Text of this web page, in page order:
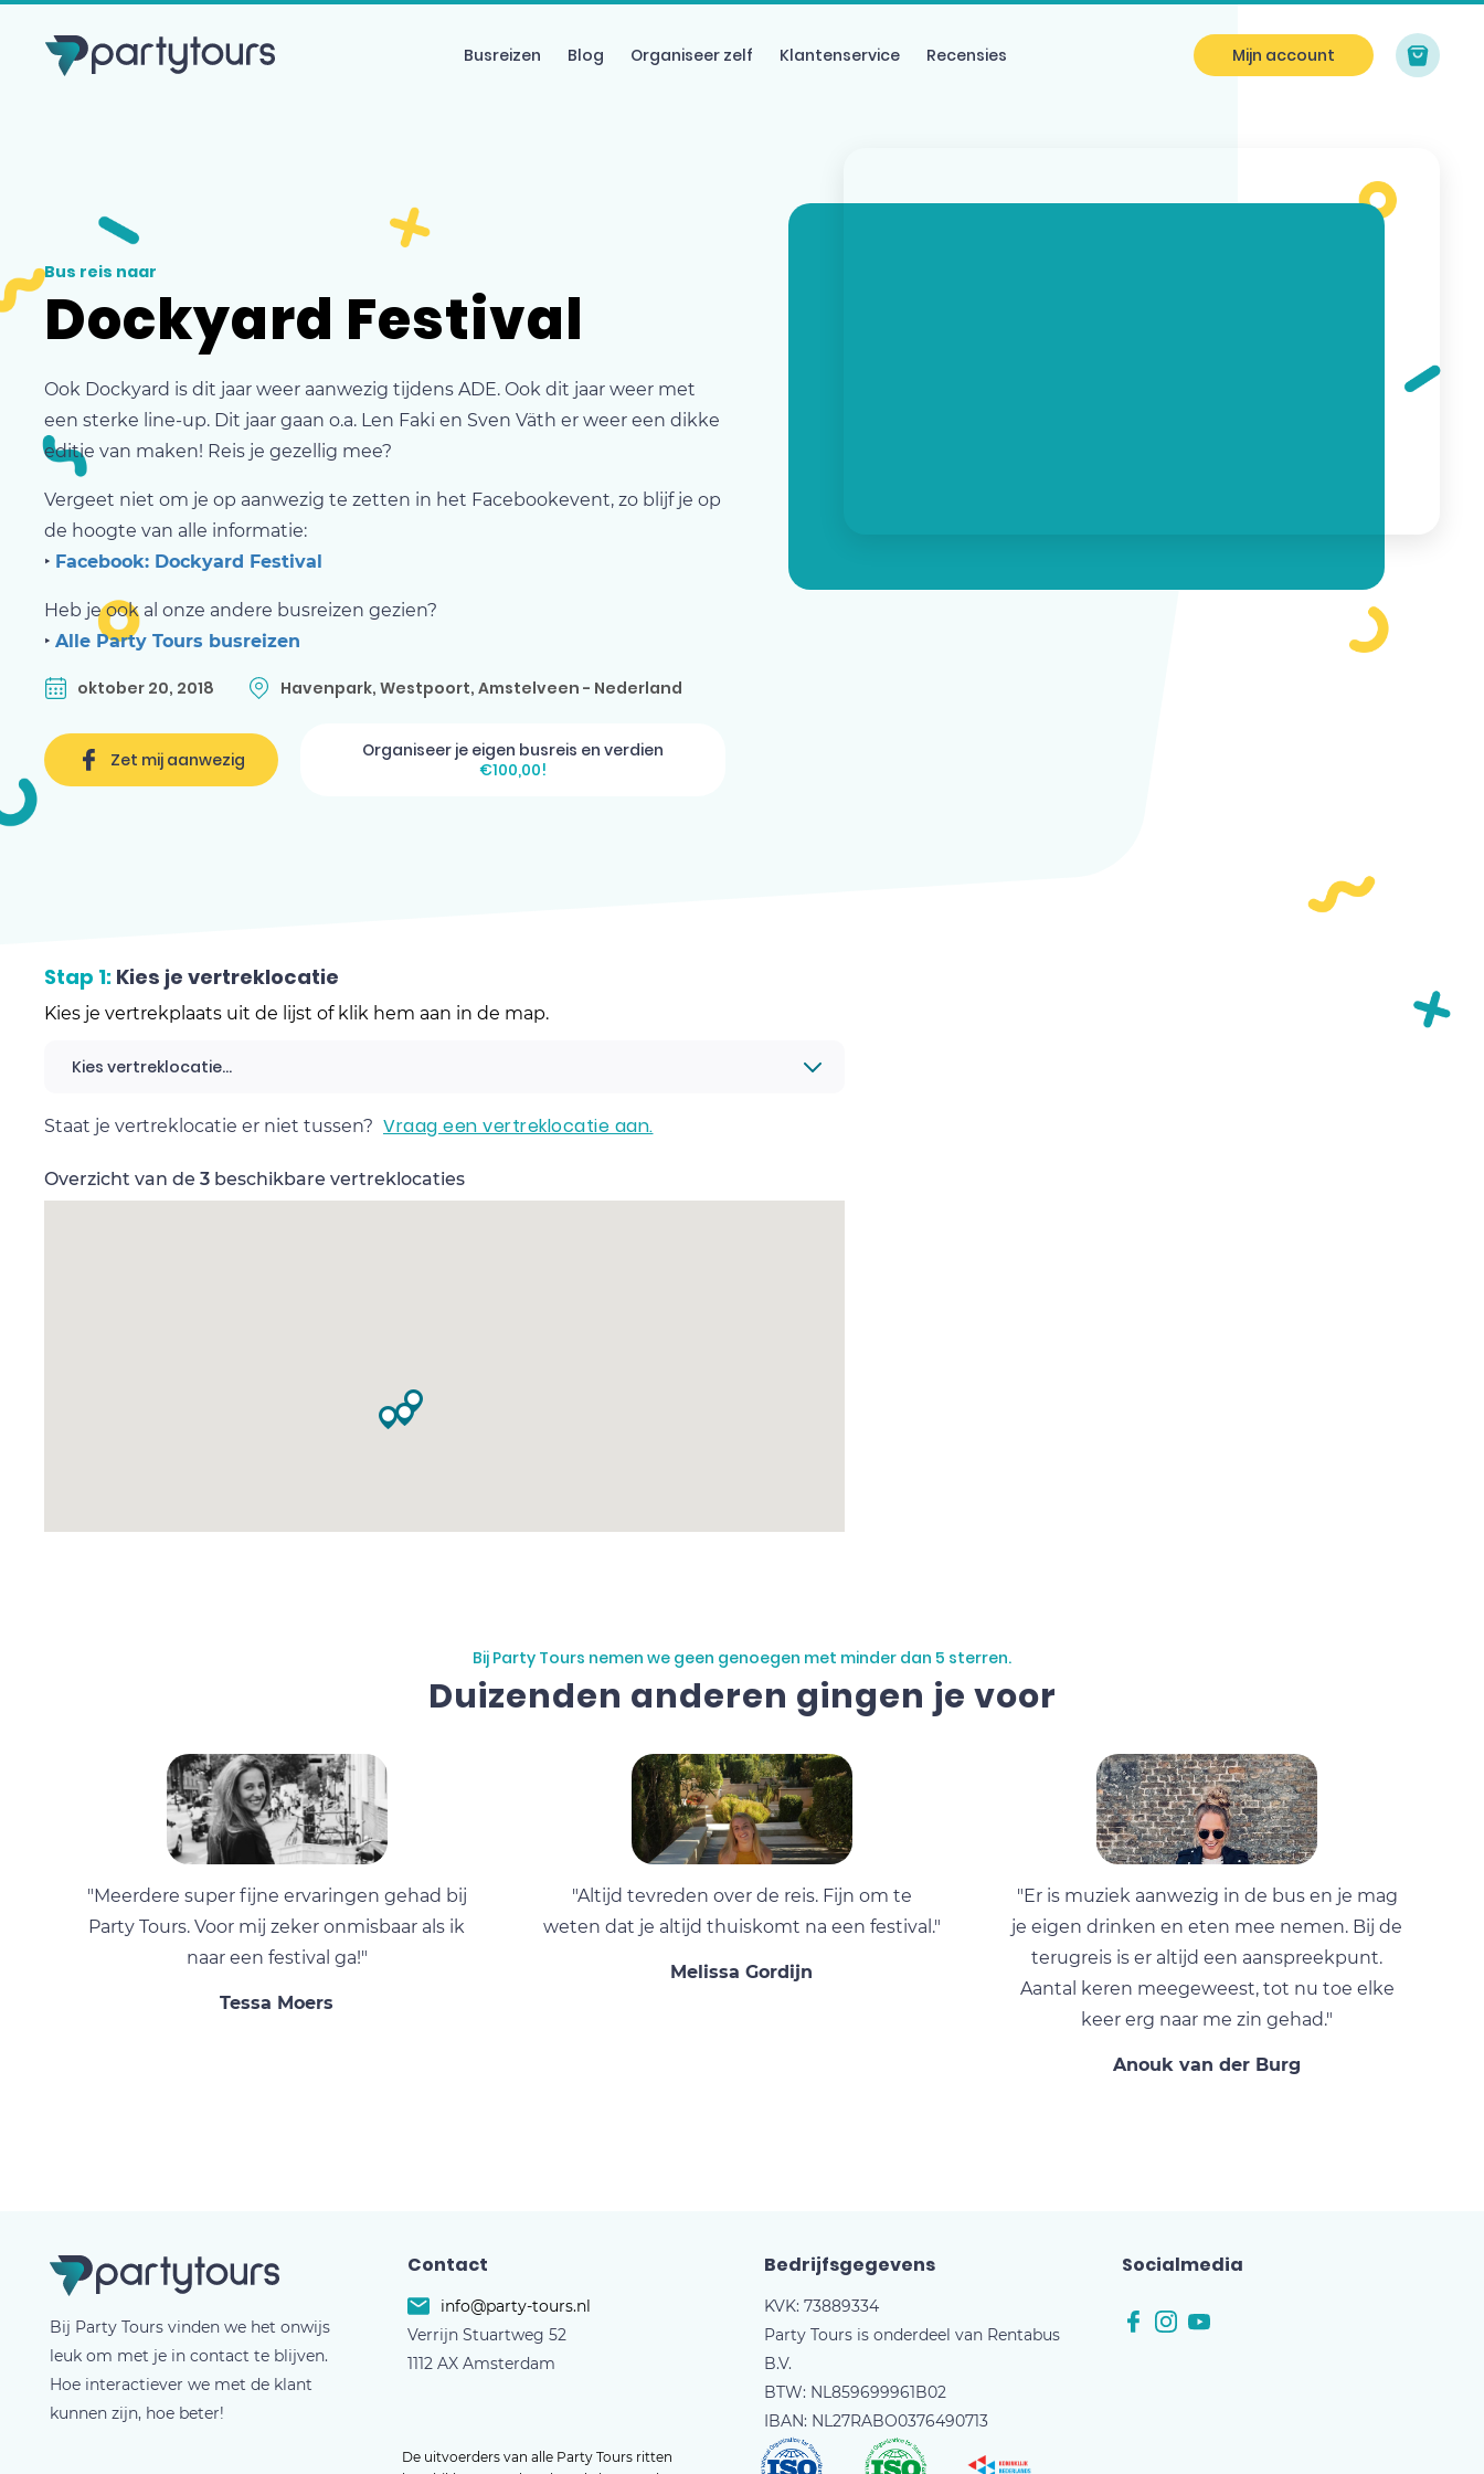
Busreizen Blog Organiseer zelf Klantenservice Recensies Mijn account
Bus reis naar
Dockyard Festival
Ook Dockyard is dit jaar weer aanwezig tijdens ADE. Ook dit jaar weer met
een sterke line-up. Dit jaar gaan o.a. Len Faki en Sven Väth er weer een dikke
editie van maken! Reis je gezellig mee?
Vergeet niet om je op aanwezig te zetten in het Facebookevent, zo blijf je op
de hoogte van alle informatie:
‣ Facebook: Dockyard Festival
Heb je ook al onze andere busreizen gezien?
‣ Alle Party Tours busreizen
oktober 20, 2018 Havenpark, Westpoort, Amstelveen - Nederland
Zet mij aanwezig
Organiseer je eigen busreis en verdien
€100,00!
Stap 1: Kies je vertreklocatie
Kies je vertrekplaats uit de lijst of klik hem aan in de map.
Kies vertreklocatie...
Staat je vertreklocatie er niet tussen? Vraag een vertreklocatie aan.
Overzicht van de 3 beschikbare vertreklocaties
Bij Party Tours nemen we geen genoegen met minder dan 5 sterren.
Duizenden anderen gingen je voor
"Meerdere super fijne ervaringen gehad bij
Party Tours. Voor mij zeker onmisbaar als ik
naar een festival ga!"
Tessa Moers
"Altijd tevreden over de reis. Fijn om te
weten dat je altijd thuiskomt na een festival."
Melissa Gordijn
"Er is muziek aanwezig in de bus en je mag
je eigen drinken en eten mee nemen. Bij de
terugreis is er altijd een aanspreekpunt.
Aantal keren meegeweest, tot nu toe elke
keer erg naar me zin gehad."
Anouk van der Burg
Bij Party Tours vinden we het onwijs
leuk om met je in contact te blijven.
Hoe interactiever we met de klant
kunnen zijn, hoe beter!
Contact
info@party-tours.nl
Verrijn Stuartweg 52
1112 AX Amsterdam
Bedrijfsgegevens
KVK: 73889334
Party Tours is onderdeel van Rentabus
B.V.
BTW: NL859699961B02
IBAN: NL27RABO0376490713
Socialmedia
De uitvoerders van alle Party Tours ritten